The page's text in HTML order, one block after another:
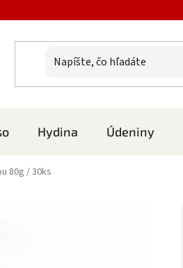
Hydina Údeniny
80g / 30ks